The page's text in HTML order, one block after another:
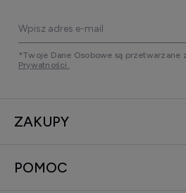
*Twoje Dane Osobowe są przetwarzane
Prywatności.
ZAKUPY
POMOC